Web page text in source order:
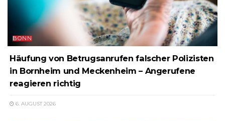
BONN
Häufung von Betrugsanrufen falscher Polizisten
in Bornheim und Meckenheim – Angerufene
reagieren richtig
6. AUGUST 2026